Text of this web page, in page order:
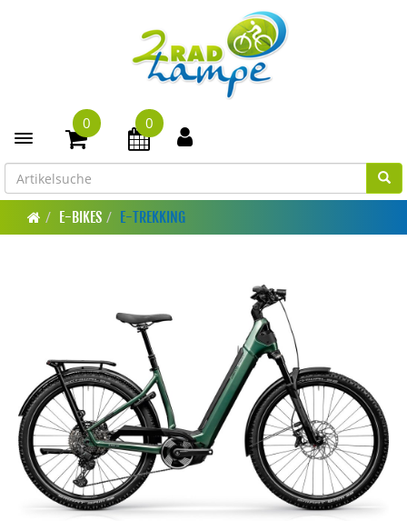
Toggle navigation
0 0
E-BIKES E-TREKKING